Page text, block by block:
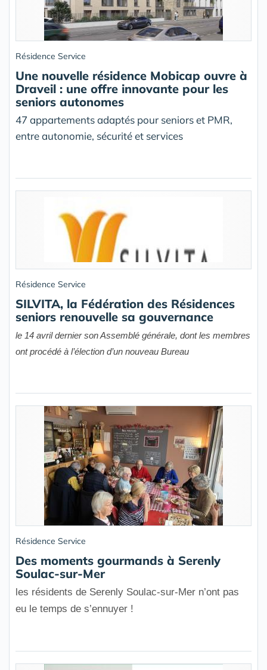
Résidence Service
Une nouvelle résidence Mobicap ouvre à
Draveil : une offre innovante pour les
seniors autonomes
47 appartements adaptés pour seniors et PMR,
entre autonomie, sécurité et services
Résidence Service
SILVITA, la Fédération des Résidences
seniors renouvelle sa gouvernance
le 14 avril dernier son Assemblé générale, dont les membres
ont procédé à l’élection d’un nouveau Bureau
Résidence Service
Des moments gourmands à Serenly
Soulac-sur-Mer
les résidents de Serenly Soulac-sur-Mer n’ont pas
eu le temps de s’ennuyer !